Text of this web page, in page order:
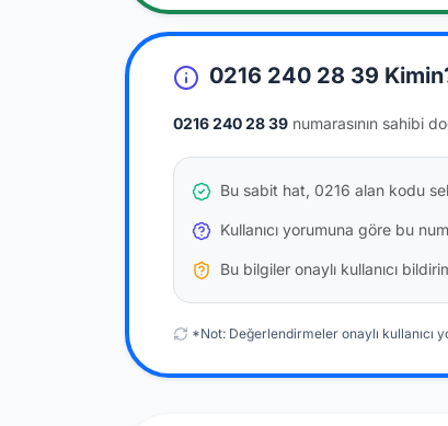
0216 240 28 39
0216 240 28 39 numarasının sahibi
Bu sabit hat, 0216 alan kodu
Kullanıcı yorumuna göre bu
Bu bilgiler onaylı kullanıcı
*Not: Değerlendirmeler onaylı kullanıcı